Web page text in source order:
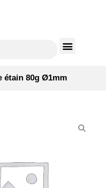
étain 80g Ø1mm